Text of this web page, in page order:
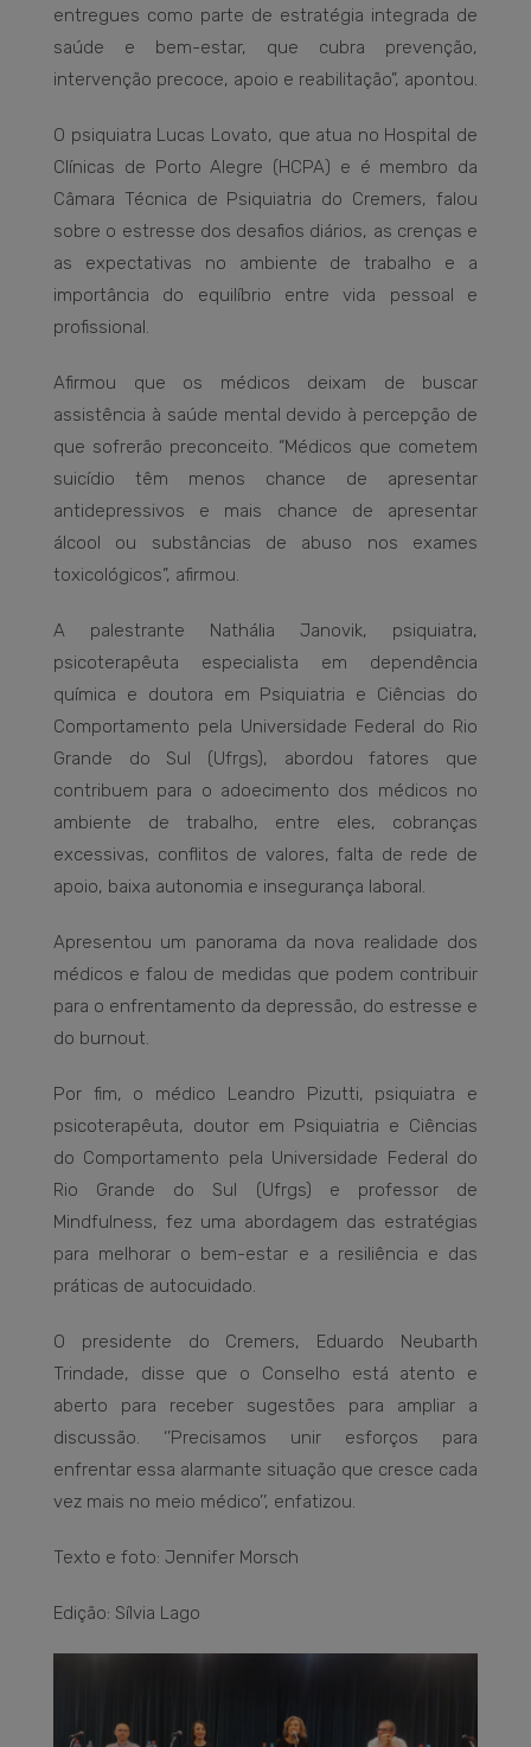
entregues como parte de estratégia integrada de
saúde e bem-estar, que cubra prevenção,
intervenção precoce, apoio e reabilitação”, apontou.
O psiquiatra Lucas Lovato, que atua no Hospital de
Clínicas de Porto Alegre (HCPA) e é membro da
Câmara Técnica de Psiquiatria do Cremers, falou
sobre o estresse dos desafios diários, as crenças e
as expectativas no ambiente de trabalho e a
importância do equilíbrio entre vida pessoal e
profissional.
Afirmou que os médicos deixam de buscar
assistência à saúde mental devido à percepção de
que sofrerão preconceito. “Médicos que cometem
suicídio têm menos chance de apresentar
antidepressivos e mais chance de apresentar
álcool ou substâncias de abuso nos exames
toxicológicos”, afirmou.
A palestrante Nathália Janovik, psiquiatra,
psicoterapêuta especialista em dependência
química e doutora em Psiquiatria e Ciências do
Comportamento pela Universidade Federal do Rio
Grande do Sul (Ufrgs), abordou fatores que
contribuem para o adoecimento dos médicos no
ambiente de trabalho, entre eles, cobranças
excessivas, conflitos de valores, falta de rede de
apoio, baixa autonomia e insegurança laboral.
Apresentou um panorama da nova realidade dos
médicos e falou de medidas que podem contribuir
para o enfrentamento da depressão, do estresse e
do burnout.
Por fim, o médico Leandro Pizutti, psiquiatra e
psicoterapêuta, doutor em Psiquiatria e Ciências
do Comportamento pela Universidade Federal do
Rio Grande do Sul (Ufrgs) e professor de
Mindfulness, fez uma abordagem das estratégias
para melhorar o bem-estar e a resiliência e das
práticas de autocuidado.
O presidente do Cremers, Eduardo Neubarth
Trindade, disse que o Conselho está atento e
aberto para receber sugestões para ampliar a
discussão. ‘’Precisamos unir esforços para
enfrentar essa alarmante situação que cresce cada
vez mais no meio médico’’, enfatizou.
Texto e foto: Jennifer Morsch
Edição: Sílvia Lago